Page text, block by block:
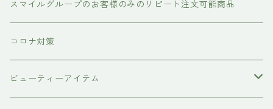
the u （bihatsu）
トリートメント ヘアマスク（インバス）
流さないトリートメント（アウトバス）
#イマヘア
あおつぶ
スマイルグループのお客様のみのリピート注文可能商品
コロナ対策
ビューティーアイテム